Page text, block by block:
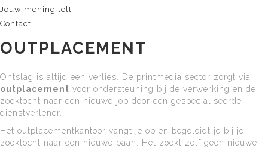
Jouw mening telt
Contact
OUTPLACEMENT
Ontslag is altijd een verlies. De printmedia sector zorgt via
outplacement voor ondersteuning bij de verwerking en de
zoektocht naar een nieuwe job door een gespecialiseerde
dienstverlener.
Het outplacementkantoor vangt je op en begeleidt je bij je
zoektocht naar een nieuwe baan. Het zoekt zelf geen nieuwe